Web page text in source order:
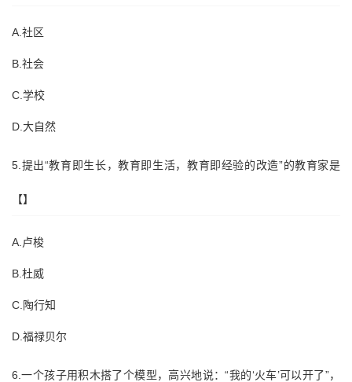
A.社区
B.社会
C.学校
D.大自然
5.提出“教育即生长，教育即生活，教育即经验的改造”的教育家是
【】
A.卢梭
B.杜威
C.陶行知
D.福禄贝尔
6.一个孩子用积木搭了个模型，高兴地说：“我的‘火车’可以开了”，